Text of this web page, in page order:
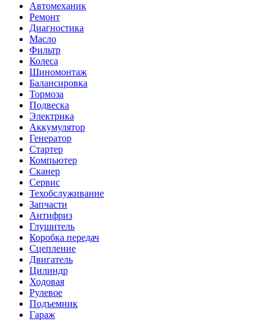
Автомеханик
Ремонт
Диагностика
Масло
Фильтр
Колеса
Шиномонтаж
Балансировка
Тормоза
Подвеска
Электрика
Аккумулятор
Генератор
Стартер
Компьютер
Сканер
Сервис
Техобслуживание
Запчасти
Антифриз
Глушитель
Коробка передач
Сцепление
Двигатель
Цилиндр
Ходовая
Рулевое
Подъемник
Гараж